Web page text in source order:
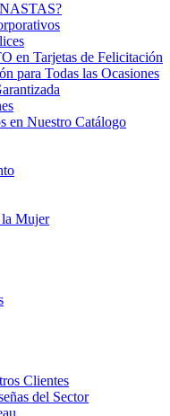
en Tarjetas de Felicitación
para Todas las Ocasiones
en Nuestro Catálogo
Mujer
Clientes
del Sector